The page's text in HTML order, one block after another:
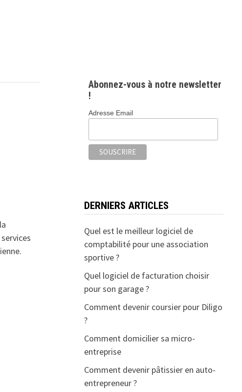
Abonnez-vous à notre newsletter
!
Adresse Email
DERNIERS ARTICLES
Quel est le meilleur logiciel de
comptabilité pour une association
sportive ?
Quel logiciel de facturation choisir
pour son garage ?
Comment devenir coursier pour Diligo
?
Comment domicilier sa micro-
entreprise
Comment devenir pâtissier en auto-
entrepreneur ?